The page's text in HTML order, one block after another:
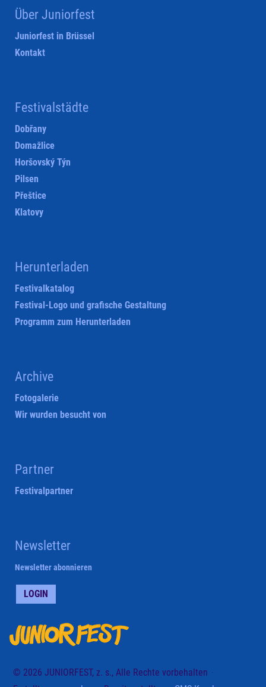
Über Juniorfest
Juniorfest in Brüssel
Kontakt
Festivalstädte
Dobřany
Domažlice
Horšovský Týn
Pilsen
Přeštice
Klatovy
Herunterladen
Festivalkatalog
Festival-Logo und grafische Gestaltung
Programm zum Herunterladen
Archive
Fotogalerie
Wir wurden besucht von
Partner
Festivalpartner
Newsletter
Newsletter abonnieren
LOGIN
© 2026 JUNIORFEST, z. s., Alle Rechte vorbehalten